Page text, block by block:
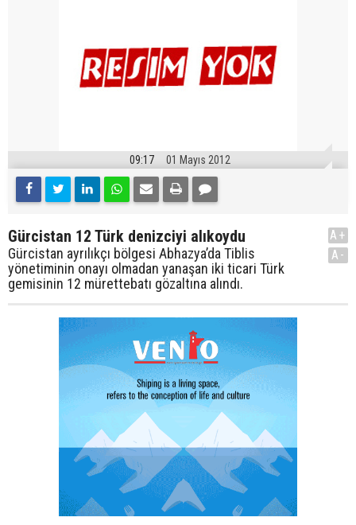
09:17 01 Mayıs 2012
Gürcistan 12 Türk denizciyi alıkoydu
Gürcistan ayrılıkçı bölgesi Abhazya’da Tiblis
yönetiminin onayı olmadan yanaşan iki ticari Türk
gemisinin 12 mürettebatı gözaltına alındı.
A+
A-